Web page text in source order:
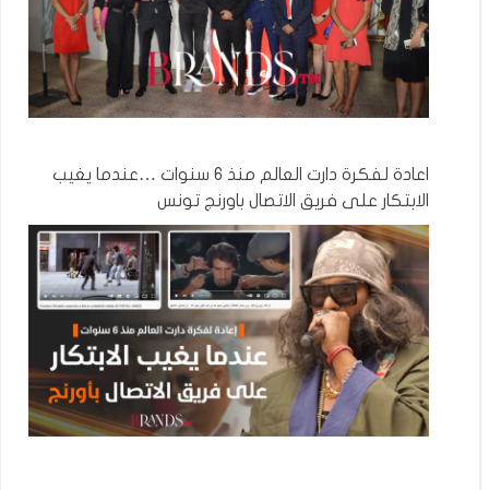
اعادة لفكرة دارت العالم منذ 6 سنوات …عندما يغيب
الابتكار على فريق الاتصال باورنج تونس